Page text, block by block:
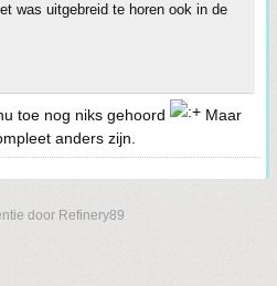
was uitgebreid te horen ook in de
toe nog niks gehoord
Maar
anders zijn.
door Refinery89